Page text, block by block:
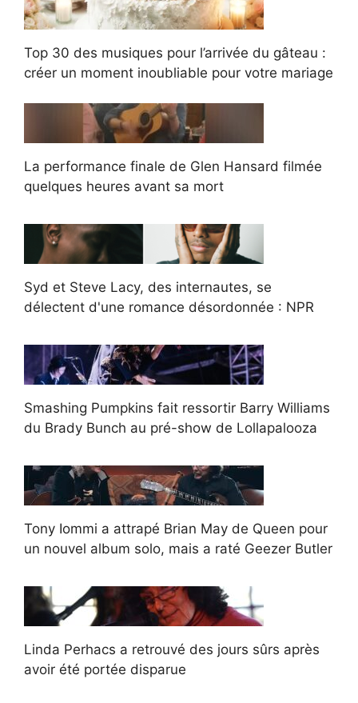
Top 30 des musiques pour l’arrivée du gâteau :
créer un moment inoubliable pour votre mariage
La performance finale de Glen Hansard filmée
quelques heures avant sa mort
Syd et Steve Lacy, des internautes, se
délectent d'une romance désordonnée : NPR
Smashing Pumpkins fait ressortir Barry Williams
du Brady Bunch au pré-show de Lollapalooza
Tony Iommi a attrapé Brian May de Queen pour
un nouvel album solo, mais a raté Geezer Butler
Linda Perhacs a retrouvé des jours sûrs après
avoir été portée disparue